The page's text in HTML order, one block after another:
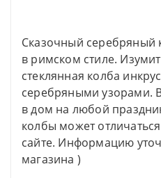
Сказочный
в римском стиле.
стеклянная колба
серебряными узорами.
в дом на любой
колбы может
сайте. Информацию
магазина )